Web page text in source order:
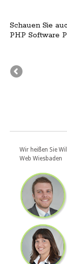
Schauen Sie
PHP Software
Wir heißen Sie
Web Wiesbaden